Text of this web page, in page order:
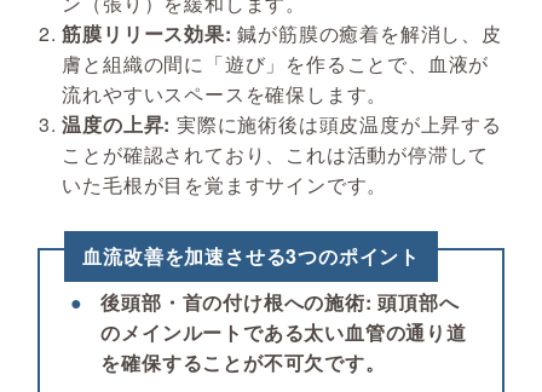
筋膜リリース効果:鍼が筋膜の癒着を解消し、皮
膚と組織の間に「遊び」を作ることで、血液が
流れやすいスペースを確保します。
温度の上昇: 実際に施術後は頭皮温度が上昇する
ことが確認されており、これは活動が停滞して
いた毛根が目を覚ますサインです。
血流改善を加速させる3つのポイント
●
後頭部・首の付け根への施術: 頭頂部へ
のメインルートである太い血管の通り道
を確保することが不可欠です。